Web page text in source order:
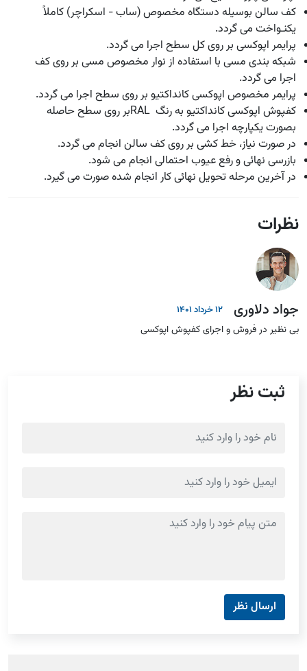
کف سالن بوسیله دستگاه مخصوص (ساب - اسکراچر) کاملاً
یکنـواخت می گردد.
پرایمر اپوکسی بر روی کل سطح اجرا می گردد.
شبکه بندی مسی با استفاده از نوار مخصوص مسی بر روی کف
اجرا می گردد.
پرایمر مخصوص اپوکسی کانداکتیو بر روی سطح اجرا می گردد.
کفپوش اپوکسی کانداکتیو به رنگ RALبر روی سطح حاصله
بصورت یکپارچه اجرا می گردد.
در صورت نیاز، خط کشی بر روی کف سالن انجام می گردد.
بازرسی نهائی و رفع عیوب احتمالی انجام می شود.
در آخرین مرحله تحویل نهائی کار انجام شده صورت می گیرد.
نظرات
جواد دلاوری 12 خرداد 1401
بی نظیر در فروش و اجرای کفپوش اپوکسی
ثبت نظر